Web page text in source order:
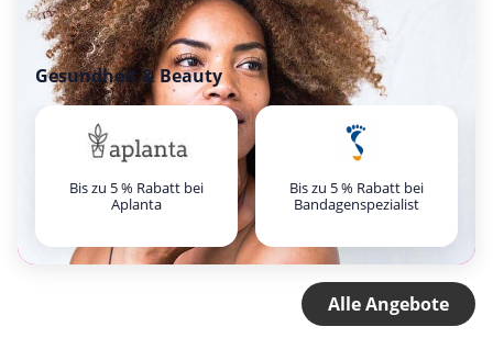
Gesundheit & Beauty
Bis zu 5 % Rabatt bei
Aplanta
Bis zu 5 % Rabatt bei
Bandagenspezialist
Alle Angebote